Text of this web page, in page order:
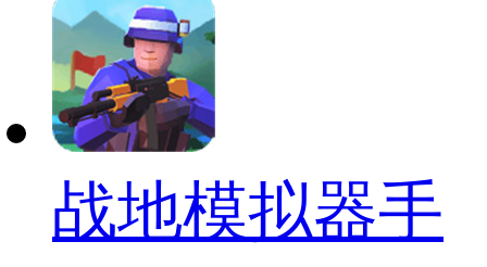
战地模拟器手